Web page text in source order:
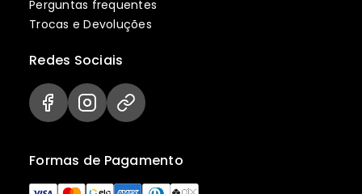
Perguntas frequentes
Trocas e Devoluções
Formas de Pagamento
Redes Sociais